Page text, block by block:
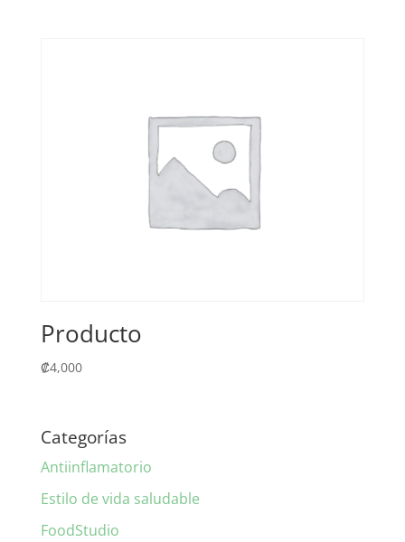
Producto
₡4,000
Categorías
Antiinflamatorio
Estilo de vida saludable
FoodStudio